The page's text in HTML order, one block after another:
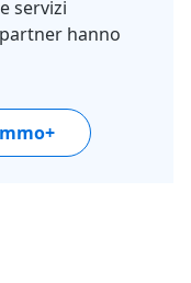
servizi
hanno